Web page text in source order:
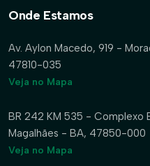
Onde Estamos
Av. Aylon Macedo, 919 -
47810-035
Veja no Mapa
BR 242 KM 535 - Complexo
Magalhães - BA, 47850-000
Veja no Mapa